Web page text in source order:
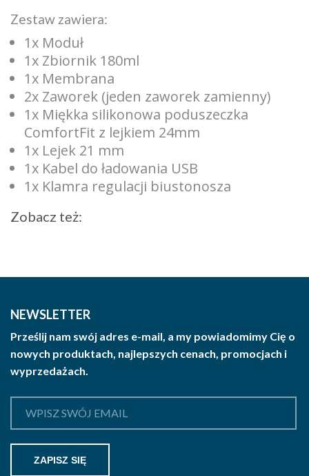
Zestaw zawiera:
1x Moduł
1x Zbiornik 180ml
1x Membrana
2x Zaworek (jeden zaworek zamienny)
1x Miękka silikonowa poduszeczka
ComfortFit z lejkiem 24mm
1x Lejek 21 mm
1x Kabel do ładowania USB
1x Klamra regulacji biustonosza
Zobacz też:
NEWSLETTER
Prześlij nam swój adres e-mail, a my powiadomimy Cię o
nowych produktach, najlepszych cenach, promocjach i
wyprzedażach.